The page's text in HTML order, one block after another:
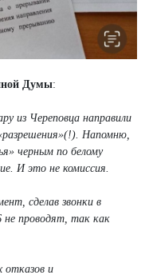
Думы:
из Череповца направили
Напомню,
черным по белому
И это не комиссия.
сделав звонки в
проводят, так как
отказов и